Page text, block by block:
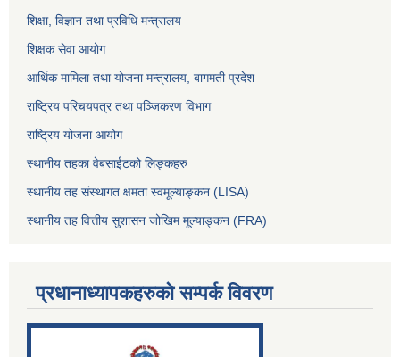
शिक्षा, विज्ञान तथा प्रविधि मन्त्रालय
शिक्षक सेवा आयोग
आर्थिक मामिला तथा योजना मन्त्रालय, बागमती प्रदेश
राष्ट्रिय परिचयपत्र तथा पञ्जिकरण विभाग
राष्ट्रिय योजना आयोग
स्थानीय तहका वेबसाईटको लिङ्कहरु
स्थानीय तह संस्थागत क्षमता स्वमूल्याङ्कन (LISA)
स्थानीय तह वित्तीय सुशासन जोखिम मूल्याङ्कन (FRA)
प्रधानाध्यापकहरुको सम्पर्क विवरण